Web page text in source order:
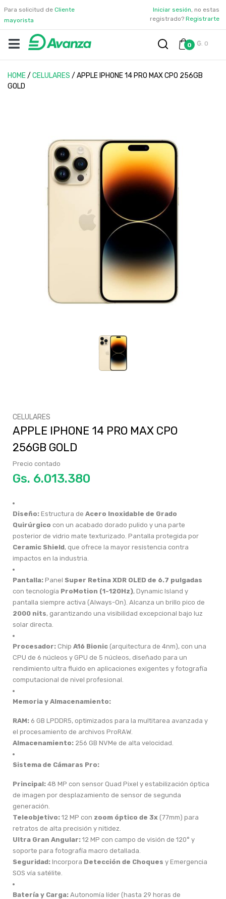
Para solicitud de Cliente
mayorista
Iniciar sesión, no estas
registrado? Registrarte
0 ₲. 0
HOME/ CELULARES / APPLE IPHONE 14 PRO MAX CPO 256GB
GOLD
CELULARES
APPLE IPHONE 14 PRO MAX CPO
256GB GOLD
Precio contado
Gs. 6.013.380
Diseño: Estructura de Acero Inoxidable de Grado
Quirúrgico con un acabado dorado pulido y una parte
posterior de vidrio mate texturizado. Pantalla protegida por
Ceramic Shield, que ofrece la mayor resistencia contra
impactos en la industria.
Pantalla: Panel Super Retina XDR OLED de 6.7 pulgadas
con tecnología ProMotion (1-120Hz), Dynamic Island y
pantalla siempre activa (Always-On). Alcanza un brillo pico de
2000 nits, garantizando una visibilidad excepcional bajo luz
solar directa.
Procesador: Chip A16 Bionic (arquitectura de 4nm), con una
CPU de 6 núcleos y GPU de 5 núcleos, diseñado para un
rendimiento ultra fluido en aplicaciones exigentes y fotografía
computacional de nivel profesional.
Memoria y Almacenamiento:
RAM: 6 GB LPDDR5, optimizados para la multitarea avanzada y
el procesamiento de archivos ProRAW.
Almacenamiento: 256 GB NVMe de alta velocidad.
Sistema de Cámaras Pro:
Principal: 48 MP con sensor Quad Pixel y estabilización óptica
de imagen por desplazamiento de sensor de segunda
generación.
Teleobjetivo: 12 MP con zoom óptico de 3x (77mm) para
retratos de alta precisión y nitidez.
Ultra Gran Angular: 12 MP con campo de visión de 120° y
soporte para fotografía macro detallada.
Seguridad: Incorpora Detección de Choques y Emergencia
SOS vía satélite.
Batería y Carga: Autonomía líder (hasta 29 horas de